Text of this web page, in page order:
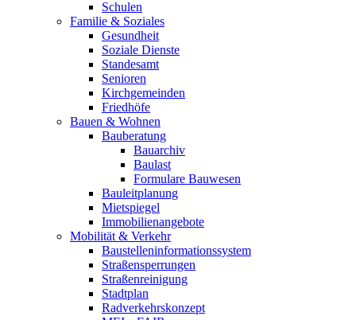
Schulen
Familie & Soziales
Gesundheit
Soziale Dienste
Standesamt
Senioren
Kirchgemeinden
Friedhöfe
Bauen & Wohnen
Bauberatung
Bauarchiv
Baulast
Formulare Bauwesen
Bauleitplanung
Mietspiegel
Immobilienangebote
Mobilität & Verkehr
Baustelleninformationssystem
Straßensperrungen
Straßenreinigung
Stadtplan
Radverkehrskonzept